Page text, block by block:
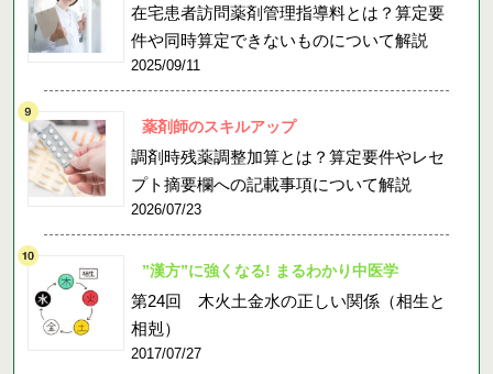
在宅患者訪問薬剤管理指導料とは？算定要
件や同時算定できないものについて解説
2025/09/11
薬剤師のスキルアップ
調剤時残薬調整加算とは？算定要件やレセ
プト摘要欄への記載事項について解説
2026/07/23
”漢方”に強くなる! まるわかり中医学
第24回 木火土金水の正しい関係（相生と
相剋）
2017/07/27